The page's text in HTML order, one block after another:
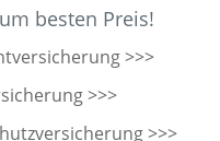
besten Preis!
>>>
>>>
>>>